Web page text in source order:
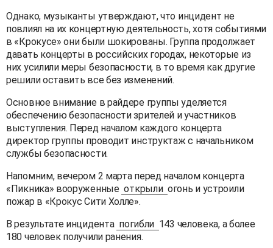
Однако, музыканты утверждают, что инцидент не
повлиял на их концертную деятельность, хотя событиями
в «Крокусе» они были шокированы. Группа продолжает
давать концерты в российских городах, некоторые из
них усилили меры безопасности, в то время как другие
решили оставить все без изменений.
Основное внимание в райдере группы уделяется
обеспечению безопасности зрителей и участников
выступления. Перед началом каждого концерта
директор группы проводит инструктаж с начальником
службы безопасности.
Напомним, вечером 2 марта перед началом концерта
«Пикника» вооруженные открыли огонь и устроили
пожар в «Крокус Сити Холле».
В результате инцидента погибли 143 человека, а более
180 человек получили ранения.